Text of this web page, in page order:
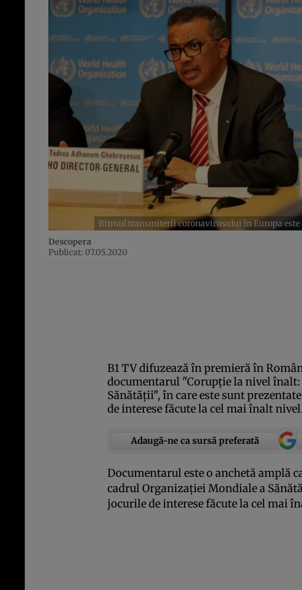
Ritmul transmiterii coronavirusului în Europa
Descopera
Publicat: 07.05.2020
B1 TV difuzează în premieră în
documentarul "Corupţie la nivel
Sănătăţii", în care este sunt
de interese făcute la cel mai înalt
Adaugă-ne ca sursă preferată
Documentarul este o anchetă amplă
cadrul Organizaţiei Mondiale a
jocurile de interese făcute la cel mai